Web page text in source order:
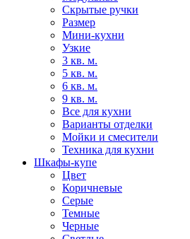
Скрытые ручки
Размер
Мини-кухни
Узкие
3 кв. м.
5 кв. м.
6 кв. м.
9 кв. м.
Все для кухни
Варианты отделки
Мойки и смесители
Техника для кухни
Шкафы-купе
Цвет
Коричневые
Серые
Темные
Черные